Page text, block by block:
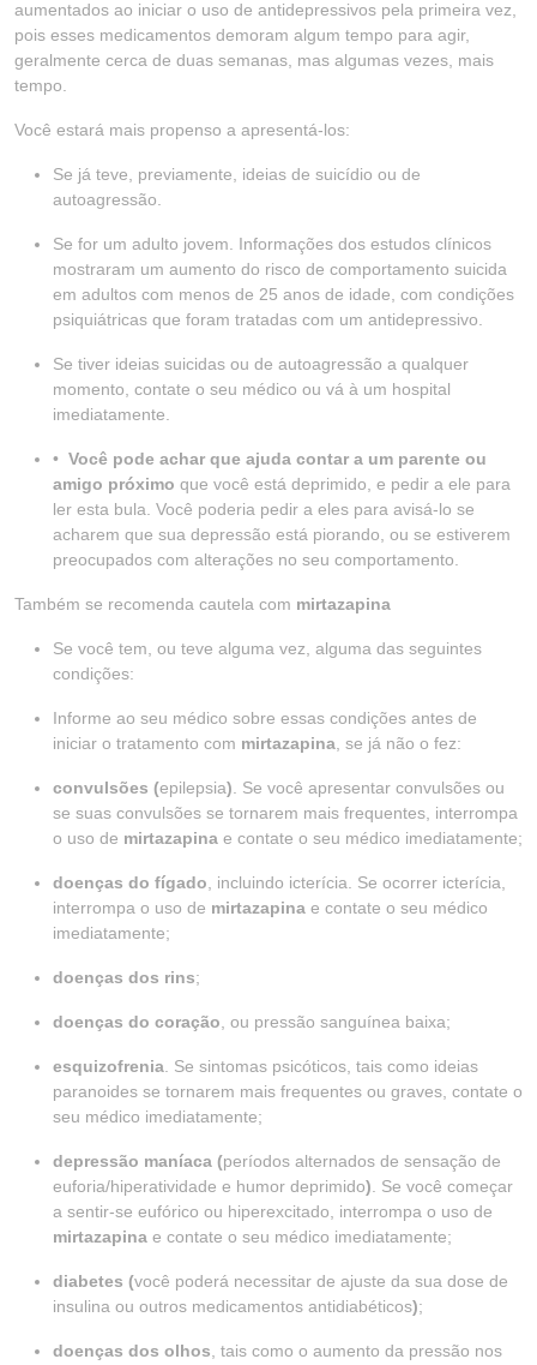
aumentados ao iniciar o uso de antidepressivos pela primeira vez,
pois esses medicamentos demoram algum tempo para agir,
geralmente cerca de duas semanas, mas algumas vezes, mais
tempo.
Você estará mais propenso a apresentá-los:
Se já teve, previamente, ideias de suicídio ou de
autoagressão.
Se for um adulto jovem. Informações dos estudos clínicos
mostraram um aumento do risco de comportamento suicida
em adultos com menos de 25 anos de idade, com condições
psiquiátricas que foram tratadas com um antidepressivo.
Se tiver ideias suicidas ou de autoagressão a qualquer
momento, contate o seu médico ou vá à um hospital
imediatamente.
• Você pode achar que ajuda contar a um parente ou
amigo próximo que você está deprimido, e pedir a ele para
ler esta bula. Você poderia pedir a eles para avisá-lo se
acharem que sua depressão está piorando, ou se estiverem
preocupados com alterações no seu comportamento.
Também se recomenda cautela com mirtazapina
Se você tem, ou teve alguma vez, alguma das seguintes
condições:
Informe ao seu médico sobre essas condições antes de
iniciar o tratamento com mirtazapina , se já não o fez:
convulsões (epilepsia) . Se você apresentar convulsões ou
se suas convulsões se tornarem mais frequentes, interrompa
o uso de mirtazapina e contate o seu médico imediatamente;
doenças do fígado , incluindo icterícia. Se ocorrer icterícia,
interrompa o uso de mirtazapina e contate o seu médico
imediatamente;
doenças dos rins;
doenças do coração , ou pressão sanguínea baixa;
esquizofrenia . Se sintomas psicóticos, tais como ideias
paranoides se tornarem mais frequentes ou graves, contate o
seu médico imediatamente;
depressão maníaca (períodos alternados de sensação de
euforia/hiperatividade e humor deprimido) . Se você começar
a sentir-se eufórico ou hiperexcitado, interrompa o uso de
mirtazapina e contate o seu médico imediatamente;
diabetes (você poderá necessitar de ajuste da sua dose de
insulina ou outros medicamentos antidiabéticos);
doenças dos olhos , tais como o aumento da pressão nos